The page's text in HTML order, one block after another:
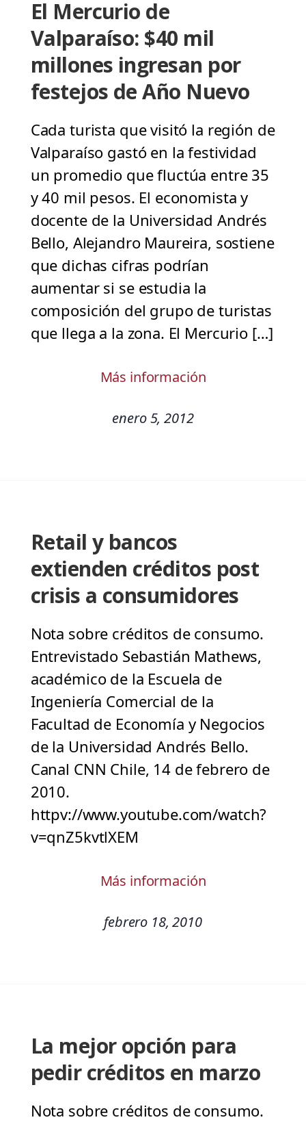
El Mercurio de
Valparaíso: $40 mil
millones ingresan por
festejos de Año Nuevo
Cada turista que visitó la región de
Valparaíso gastó en la festividad
un promedio que fluctúa entre 35
y 40 mil pesos. El economista y
docente de la Universidad Andrés
Bello, Alejandro Maureira, sostiene
que dichas cifras podrían
aumentar si se estudia la
composición del grupo de turistas
que llega a la zona. El Mercurio […]
Más información
enero 5, 2012
Retail y bancos
extienden créditos post
crisis a consumidores
Nota sobre créditos de consumo.
Entrevistado Sebastián Mathews,
académico de la Escuela de
Ingeniería Comercial de la
Facultad de Economía y Negocios
de la Universidad Andrés Bello.
Canal CNN Chile, 14 de febrero de
2010.
httpv://www.youtube.com/watch?
v=qnZ5kvtlXEM
Más información
febrero 18, 2010
La mejor opción para
pedir créditos en marzo
Nota sobre créditos de consumo.